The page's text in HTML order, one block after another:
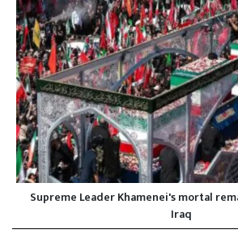
Supreme Leader Khamenei's mortal
Iraq